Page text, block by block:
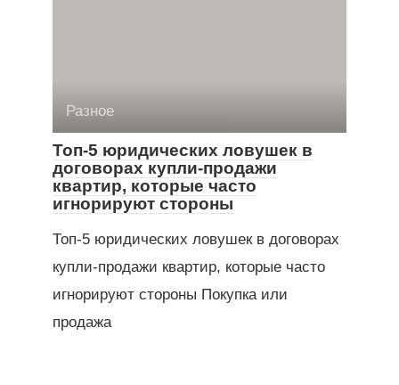
Разное
Топ-5 юридических ловушек в
договорах купли-продажи
квартир, которые часто
игнорируют стороны
Топ-5 юридических ловушек в договорах
купли-продажи квартир, которые часто
игнорируют стороны Покупка или
продажа